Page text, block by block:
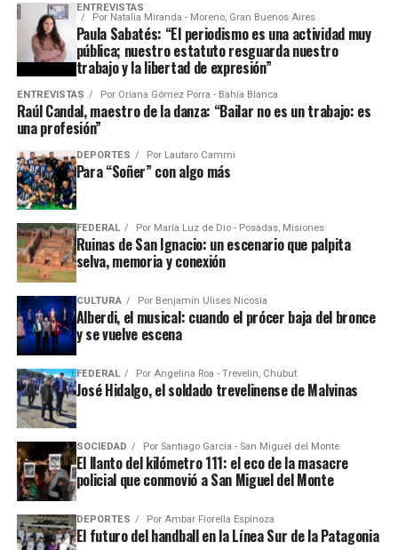
ENTREVISTAS
Por Natalia Miranda - Moreno, Gran Buenos Aires
Paula Sabatés: “El periodismo es una actividad muy
pública; nuestro estatuto resguarda nuestro
trabajo y la libertad de expresión”
ENTREVISTAS Por Oriana Gómez Porra - Bahía Blanca
Raúl Candal, maestro de la danza: “Bailar no es un trabajo: es
una profesión”
DEPORTES Por Lautaro Cammi
Para “Soñer” con algo más
FEDERAL Por María Luz de Dio - Posadas, Misiones
Ruinas de San Ignacio: un escenario que palpita
selva, memoria y conexión
CULTURA Por Benjamín Ulises Nicosia
Alberdi, el musical: cuando el prócer baja del bronce
y se vuelve escena
FEDERAL Por Angelina Roa - Trevelin, Chubut
José Hidalgo, el soldado trevelinense de Malvinas
SOCIEDAD Por Santiago García - San Miguel del Monte
El llanto del kilómetro 111: el eco de la masacre
policial que conmovió a San Miguel del Monte
DEPORTES Por Ambar Fiorella Espinoza
El futuro del handball en la Línea Sur de la Patagonia